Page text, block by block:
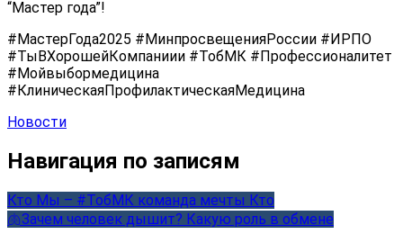
“Мастер года”!
#МастерГода2025 #МинпросвещенияРоссии #ИРПО
#ТыВХорошейКомпаниии #ТобМК #Профессионалитет
#Мойвыбормедицина
#КлиническаяПрофилактическаяМедицина
Новости
Навигация по записям
Кто Мы – #ТобМК команда мечты Кто
🫁Зачем человек дышит? Какую роль в обмене